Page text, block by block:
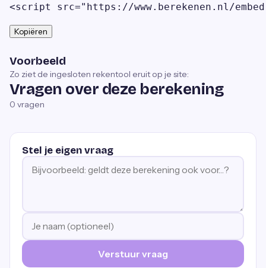
<script src="https://www.berekenen.nl/
Kopiëren
Voorbeeld
Zo ziet de ingesloten rekentool eruit op je site:
Vragen over deze berekening
0 vragen
Stel je eigen vraag
Verstuur vraag